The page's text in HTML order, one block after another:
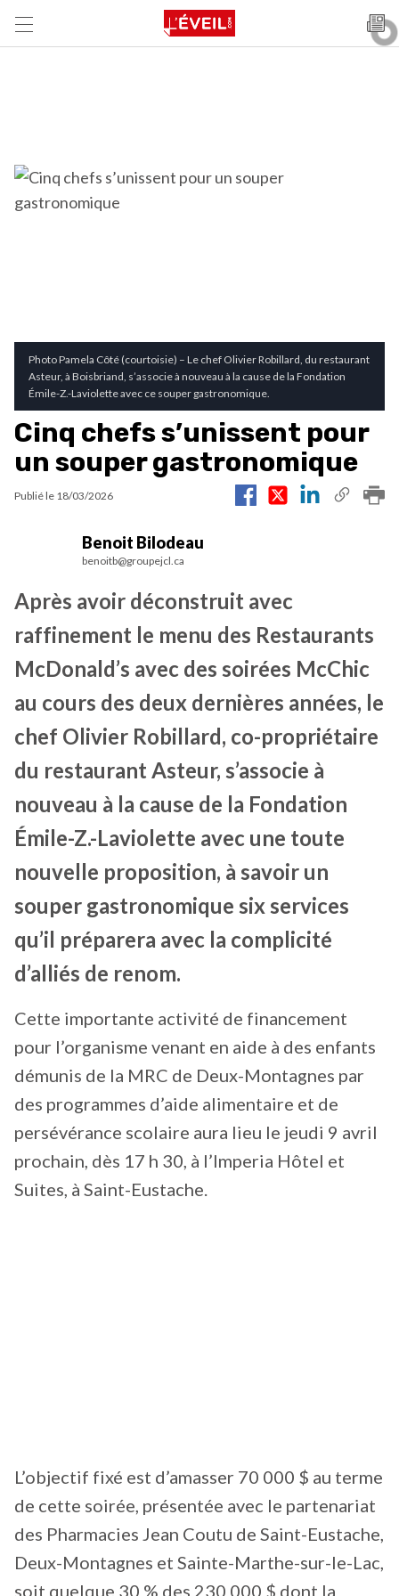
Photo Pamela Côté (courtoisie) – Le chef Olivier Robillard, du restaurant
Asteur, à Boisbriand, s’associe à nouveau à la cause de la Fondation
Émile-Z.-Laviolette avec ce souper gastronomique.
Cinq chefs s’unissent pour
un souper gastronomique
Publié le 18/03/2026
Benoit Bilodeau
benoitb@groupejcl.ca
Après avoir déconstruit avec
raffinement le menu des Restaurants
McDonald’s avec des soirées McChic
au cours des deux dernières années, le
chef Olivier Robillard, co-propriétaire
du restaurant Asteur, s’associe à
nouveau à la cause de la Fondation
Émile-Z.-Laviolette avec une toute
nouvelle proposition, à savoir un
souper gastronomique six services
qu’il préparera avec la complicité
d’alliés de renom.
Cette importante activité de financement
pour l’organisme venant en aide à des enfants
démunis de la MRC de Deux-Montagnes par
des programmes d’aide alimentaire et de
persévérance scolaire aura lieu le jeudi 9 avril
prochain, dès 17 h 30, à l’Imperia Hôtel et
Suites, à Saint-Eustache.
L’objectif fixé est d’amasser 70 000 $ au terme
de cette soirée, présentée avec le partenariat
des Pharmacies Jean Coutu de Saint-Eustache,
Deux-Montagnes et Sainte-Marthe-sur-le-Lac,
soit quelque 30 % des 230 000 $ dont la